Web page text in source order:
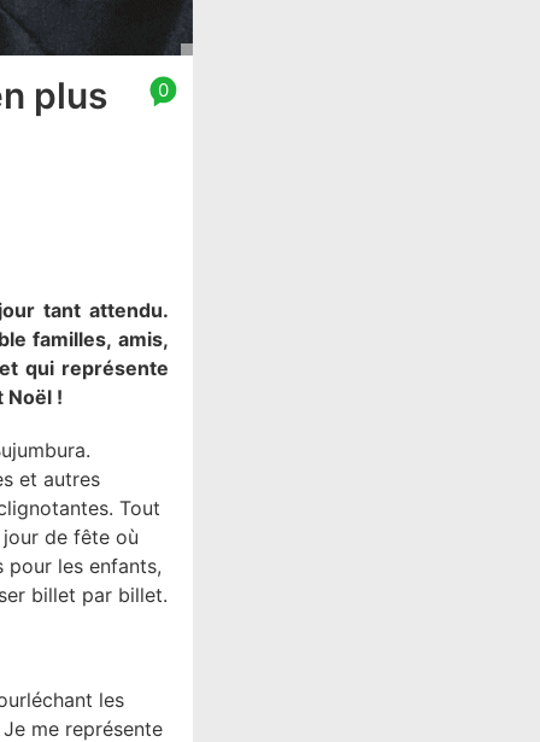
0
plus
tant attendu.
familles, amis,
qui représente
Noël !
et autres
Tout
jour de fête où
pour les enfants,
billet par billet.
les
me représente